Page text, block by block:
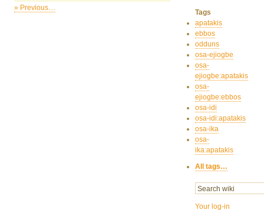
» Previous…
Tags
apatakis
ebbos
odduns
osa-ejiogbe
osa-
ejiogbe:apatakis
osa-
ejiogbe:ebbos
osa-idi
osa-idi:apatakis
osa-ika
osa-
ika:apatakis
All tags…
Your log-in